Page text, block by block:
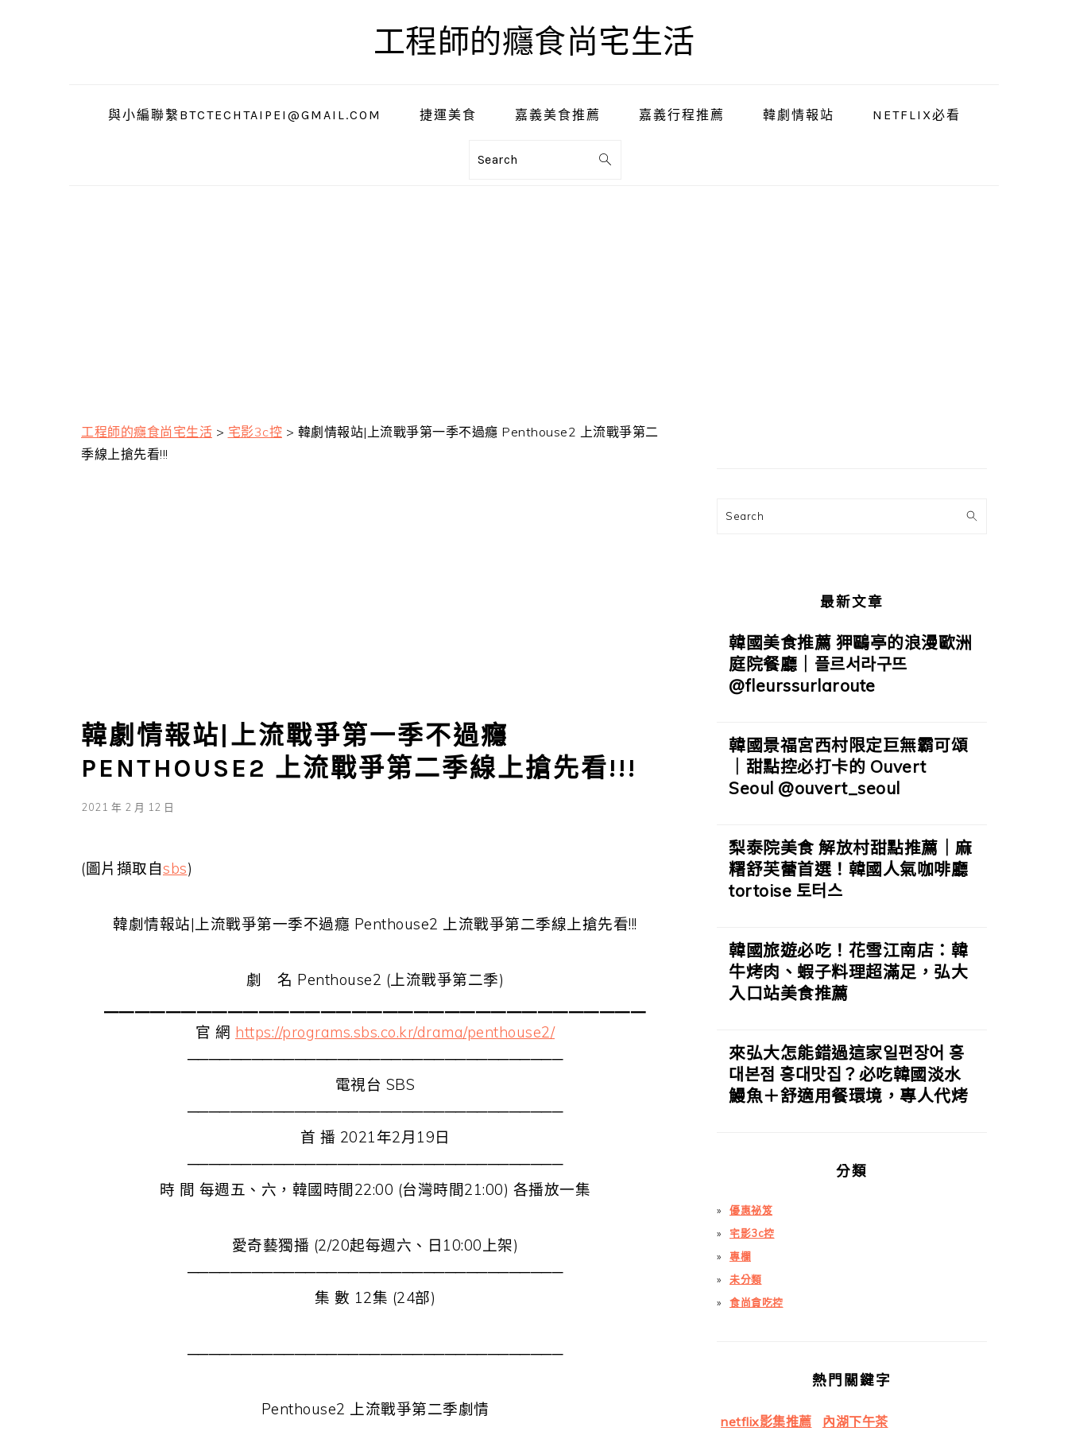
工程師的癮食尚宅生活
與小編聯繫BTCTECHTAIPEI@GMAIL.COM 捷運美食 嘉義美食推薦 嘉義行程推薦 韓劇情報站 NETFLIX必看
Search
工程師的癮食尚宅生活 > 宅影3c控 > 韓劇情報站|上流戰爭第一季不過癮 Penthouse2 上流戰爭第二
季線上搶先看!!!
韓劇情報站|上流戰爭第一季不過癮
PENTHOUSE2 上流戰爭第二季線上搶先看!!!
2021 年 2 月 12 日
(圖片擷取自sbs)
韓劇情報站|上流戰爭第一季不過癮 Penthouse2 上流戰爭第二季線上搶先看!!!
劇 名 Penthouse2 (上流戰爭第二季)
官 網 https://programs.sbs.co.kr/drama/penthouse2/
───────────────────────────────────
電視台 SBS
───────────────────────────────────
首 播 2021年2月19日
───────────────────────────────────
時 間 每週五、六，韓國時間22:00 (台灣時間21:00) 各播放一集
愛奇藝獨播 (2/20起每週六、日10:00上架)
───────────────────────────────────
集 數 12集 (24部)
───────────────────────────────────
Penthouse2 上流戰爭第二季劇情
欄
Search
最新文章
韓國美食推薦 狎鷗亭的浪漫歐洲
庭院餐廳｜플르서라구뜨
@fleurssurlaroute
韓國景福宮西村限定巨無霸可頌
｜甜點控必打卡的 Ouvert
Seoul @ouvert_seoul
梨泰院美食 解放村甜點推薦｜麻
糬舒芙蕾首選！韓國人氣咖啡廳
tortoise 토터스
韓國旅遊必吃！花雪江南店：韓
牛烤肉、蝦子料理超滿足，弘大
入口站美食推薦
來弘大怎能錯過這家일편장어 홍
대본점 홍대맛집？必吃韓國淡水
鰻魚＋舒適用餐環境，專人代烤
分類
優惠祕笈
宅影3c控
專欄
未分類
食尚貪吃控
熱門關鍵字
netflix影集推薦
內湖下午茶